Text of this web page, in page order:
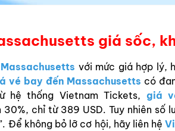
giá sốc,
với mức giá hợp lý,
vé bay đến Massachusetts có
hệ thống Vietnam Tickets, giá
30%, chỉ từ 389 USD. Tuy nhiên số
Để không bỏ lỡ cơ hội, hãy liên hệ